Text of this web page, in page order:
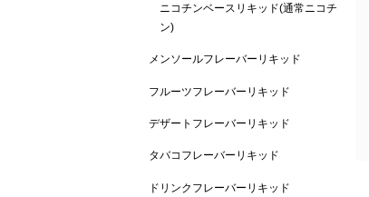
ニコチンベースリキッド(通常ニコチ
ン)
メンソールフレーバーリキッド
フルーツフレーバーリキッド
デザートフレーバーリキッド
タバコフレーバーリキッド
ドリンクフレーバーリキッド